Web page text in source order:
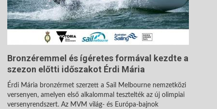
Bronzéremmel és ígéretes formával kezdte a
szezon előtti időszakot Érdi Mária
Érdi Mária bronzérmet szerzett a Sail Melbourne nemzetközi
versenyen, amelyen első alkalommal tesztelték az új olimpiai
versenyrendszert. Az MVM világ- és Európa-bajnok